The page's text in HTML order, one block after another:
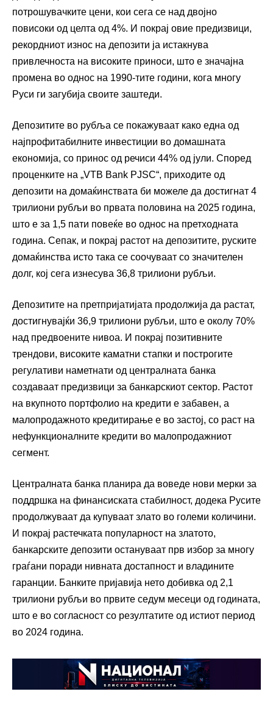
потрошувачките цени, кои сега се над двојно
повисоки од целта од 4%. И покрај овие предизвици,
рекордниот износ на депозити ја истакнува
привлечноста на високите приноси, што е значајна
промена во однос на 1990-тите години, кога многу
Руси ги загубија своите заштеди.
Депозитите во рубља се покажуваат како една од
најпрофитабилните инвестиции во домашната
економија, со принос од речиси 44% од јули. Според
проценките на „VTB Bank PJSC“, приходите од
депозити на домаќинствата би можеле да достигнат 4
трилиони рубљи во првата половина на 2025 година,
што е за 1,5 пати повеќе во однос на претходната
година. Сепак, и покрај растот на депозитите, руските
домаќинства исто така се соочуваат со значителен
долг, кој сега изнесува 36,8 трилиони рубљи.
Депозитите на претпријатијата продолжија да растат,
достигнувајќи 36,9 трилиони рубљи, што е околу 70%
над предвоените нивоа. И покрај позитивните
трендови, високите каматни стапки и построгите
регулативи наметнати од централната банка
создаваат предизвици за банкарскиот сектор. Растот
на вкупното портфолио на кредити е забавен, а
малопродажното кредитирање е во застој, со раст на
нефункционалните кредити во малопродажниот
сегмент.
Централната банка планира да воведе нови мерки за
поддршка на финансиската стабилност, додека Русите
продолжуваат да купуваат злато во големи количини.
И покрај растечката популарност на златото,
банкарските депозити остануваат прв избор за многу
граѓани поради нивната достапност и владините
гаранции. Банките пријавија нето добивка од 2,1
трилиони рубљи во првите седум месеци од годината,
што е во согласност со резултатите од истиот период
во 2024 година.